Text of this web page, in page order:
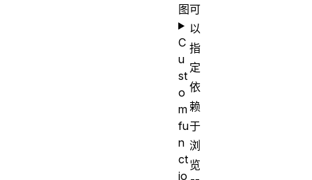
可
以
指
定
依
赖
于
浏
览
图
C
u
st
o
m
fu
n
ct
io